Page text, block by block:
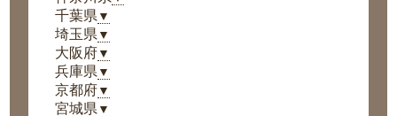
千葉県 ▼
埼玉県 ▼
大阪府▼
兵庫県 ▼
京都府▼
宮城県 ▼